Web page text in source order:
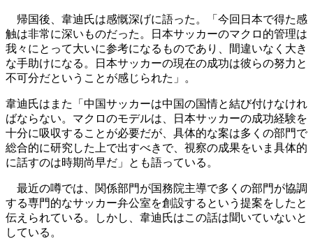
帰国後、韋迪氏は感慨深げに語った。「今回日本で得た感
触は非常に深いものだった。日本サッカーのマクロ的管理は
我々にとって大いに参考になるものであり、間違いなく大き
な手助けになる。日本サッカーの現在の成功は彼らの努力と
不可分だということが感じられた」。
韋迪氏はまた「中国サッカーは中国の国情と結び付けなけれ
ばならない。マクロのモデルは、日本サッカーの成功経験を
十分に吸収することが必要だが、具体的な案は多くの部門で
総合的に研究した上で出すべきで、視察の成果をいま具体的
に話すのは時期尚早だ」とも語っている。
最近の噂では、関係部門が国務院主導で多くの部門が協調
する専門的なサッカー弁公室を創設するという提案をしたと
伝えられている。しかし、韋迪氏はこの話は聞いていないと
している。